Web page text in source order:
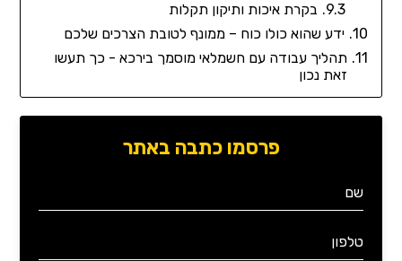
בקרת איכות ותיקון תקלות
ידע שהוא כולו כוח – ממונף לטובת הצרכים שלכם
תהליך עבודה עם חשמלאי מוסמך בירכא - כך תעשו
זאת נכון
פרסמו כתבה באתר